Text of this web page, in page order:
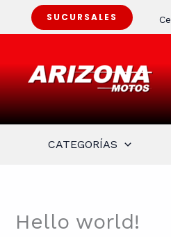
SUCURSALES
CATEGORÍAS
Hello world!